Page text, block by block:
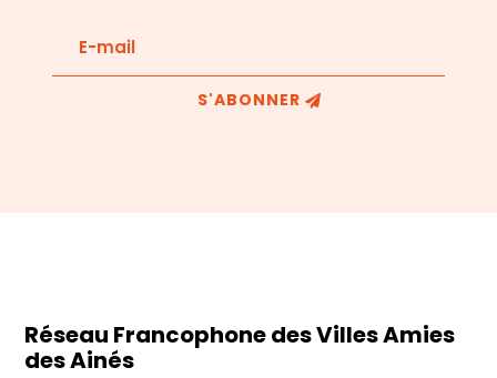
S'ABONNER
Réseau Francophone des Villes Amies
des Ainés